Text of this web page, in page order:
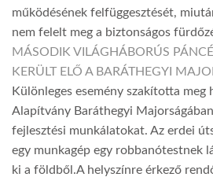
működésének felfüggesztését,
nem felelt meg a biztonságos
MÁSODIK VILÁGHÁBORÚS
KERÜLT ELŐ A BARÁTHEGYI
Különleges esemény szakította meg
Alapítvány Baráthegyi
fejlesztési munkálatokat. Az erdei
egy munkagép egy robbanótestnek
ki a földből.A helyszínre érkező